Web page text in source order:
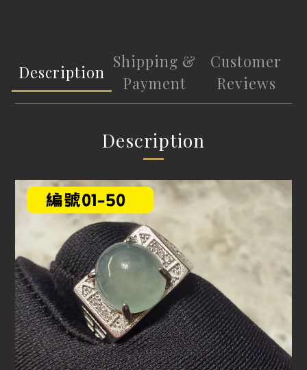
Description
Shipping &
Payment
Customer
Reviews
Description